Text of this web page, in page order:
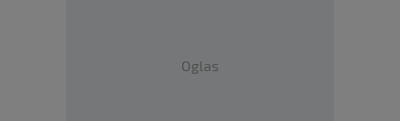
Oglas